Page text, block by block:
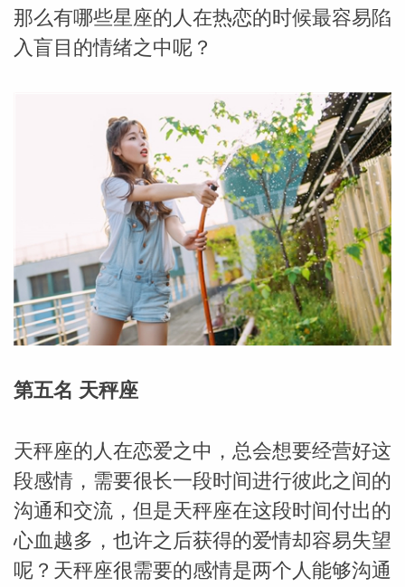
婆星座 航
那么有哪些星座的人在热恋的时候最容易陷
入盲目的情绪之中呢？
第五名 天秤座
天秤座的人在恋爱之中，总会想要经营好这
段感情，需要很长一段时间进行彼此之间的
沟通和交流，但是天秤座在这段时间付出的
心血越多，也许之后获得的爱情却容易失望
呢？天秤座很需要的感情是两个人能够沟通